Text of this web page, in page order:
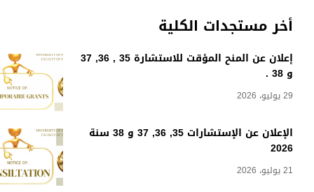
أخر مستجدات الكلية
إعلان عن المنح المؤقت للاستشارة 35 , 36, 37
و 38 .
29 يوليو، 2026
الإعلان عن الإستشارات 35, 36, 37 و 38 سنة
2026
21 يوليو، 2026